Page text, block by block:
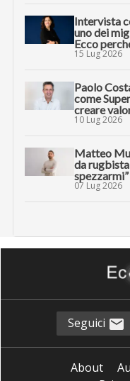
Intervista
uno dei
Ecco
15 Lug 2026
Paolo
come
creare
10 Lug 2026
Matteo
da
spezzarmi”
07 Lug 2026
Seguici
About